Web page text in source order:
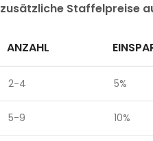
zusätzliche Staffelpreise
ANZAHL
2-4 5%
5-9 10%